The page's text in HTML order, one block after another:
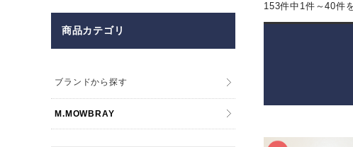
153件中1件～40件
商品カテゴリ
ブランドから探す
M.MOWBRAY